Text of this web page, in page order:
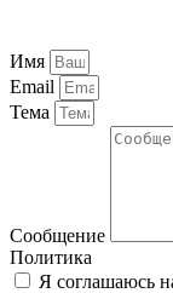
Имя
Email
Тема
Сообщение
Политика
Я соглашаюсь